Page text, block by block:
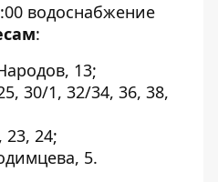
водоснабжение
:
13;
30/1, 32/34, 36, 38,
24;
5.